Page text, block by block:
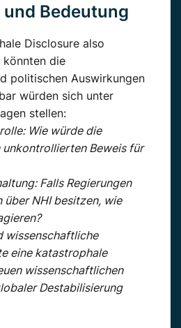
Bedeutung
Disclosure also
die
politischen Auswirkungen
würden sich unter
stellen:
Wie würde die
unkontrollierten Beweis für
Falls Regierungen
NHI besitzen, wie
wissenschaftliche
eine katastrophale
wissenschaftlichen
Destabilisierung